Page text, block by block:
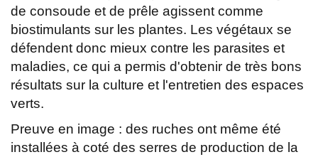
de consoude et de prêle agissent comme
biostimulants sur les plantes. Les végétaux se
défendent donc mieux contre les parasites et
maladies, ce qui a permis d'obtenir de très bons
résultats sur la culture et l'entretien des espaces
verts.
Preuve en image : des ruches ont même été
installées à coté des serres de production de la